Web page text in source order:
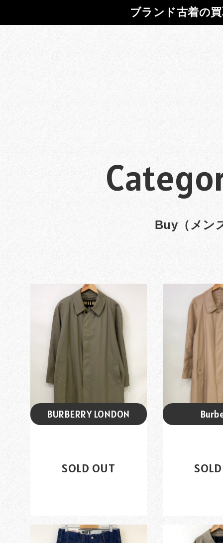
ブランド古着の
Buy（メン
BURBERRY LONDON
SOLD OUT
¥15,000